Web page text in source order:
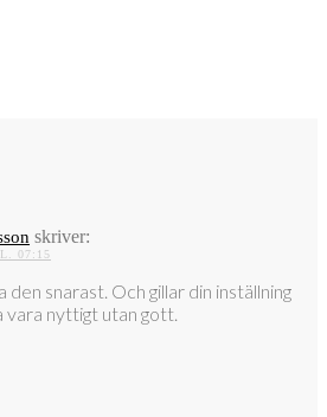
skriver:
07:15
den snarast. Och gillar din inställning
vara nyttigt utan gott.